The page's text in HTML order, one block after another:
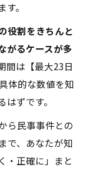
。
役割をきちんと
がるケースが多
間は【最大23日
体的な数値を知
ずです。
ら民事事件との
で、あなたが知
・正確に」まと